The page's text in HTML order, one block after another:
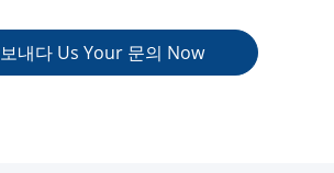
보내다 Us Your 문의 Now